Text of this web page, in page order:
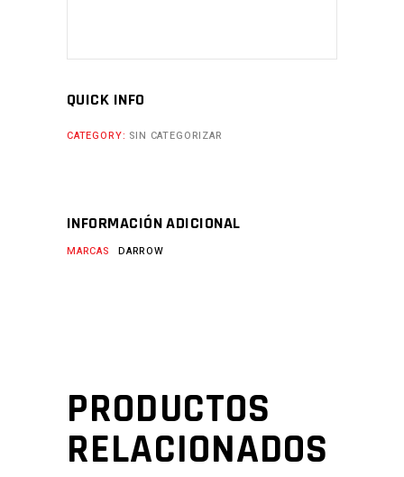
QUICK INFO
CATEGORY: SIN CATEGORIZAR
INFORMACIÓN ADICIONAL
MARCAS DARROW
PRODUCTOS
RELACIONADOS